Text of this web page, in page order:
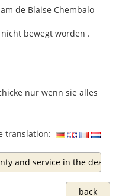
de Blaise Chembalo
bewegt worden .
nur wenn sie alles
translation:
and service in the dealer
back